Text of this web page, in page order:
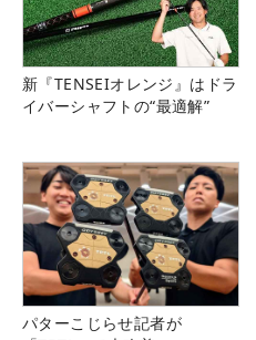
新『TENSEIオレンジ』はドラ
イバーシャフトの“最適解”
パターこじらせ記者が